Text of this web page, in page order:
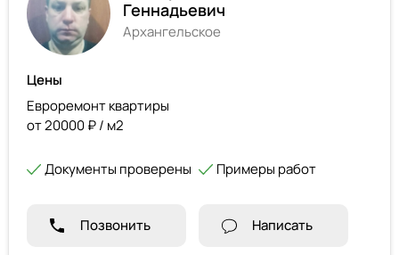
Геннадьевич
Архангельское
Цены
Евроремонт квартиры
от 20000 ₽ / м2
Документы проверены Примеры работ
Позвонить Написать